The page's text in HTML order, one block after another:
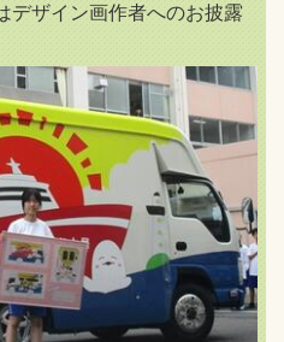
デザイン画作者へのお披露